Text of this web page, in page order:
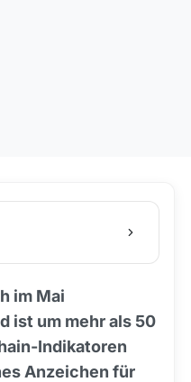
im Mai
ist um mehr als 50
Indikatoren
Anzeichen für